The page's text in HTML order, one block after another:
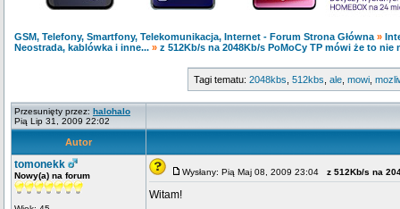
GSM, Telefony, Smartfony, Telekomunikacja, Internet - Forum Strona Główna »
Neostrada, kablówka i inne... » z 512Kb/s na 2048Kb/s PoMoCy TP mówi że to nie
Tagi tematu: 2048kbs 512kbs ale mowi
Przesunięty przez: halohalo
Pią Lip 31, 2009 22:02
Autor
tomonekk
Nowy(a) na forum Wysłany: Pią Maj 08, 2009 23:04 z 512Kb/s na
Witam!